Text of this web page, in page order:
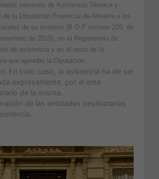
servicios de Asistencia Técnica y
de la Diputación Provincial de Almería a los
de su territorio (B.O.P número 226, de
de 2015), en el Reglamento de
de asistencia y en el resto de la
que apruebe la Diputación.
En todo caso, la asistencia ha de ser
expresamente, por el ente
de la misma.
de las entidades destinatarias